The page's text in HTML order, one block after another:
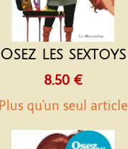
Osez les sextoys
8.50 €
Plus qu'un seul article